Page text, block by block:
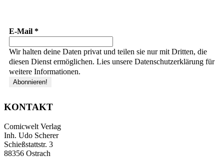
E-Mail *
Wir halten deine Daten privat und teilen sie nur mit Dritten, die
diesen Dienst ermöglichen. Lies unsere Datenschutzerklärung für
weitere Informationen.
KONTAKT
Comicwelt Verlag
Inh. Udo Scherer
Schießstattstr. 3
88356 Ostrach